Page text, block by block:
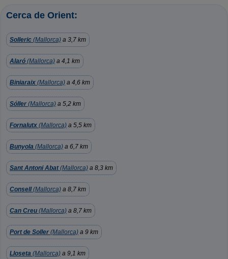
Cerca de Orient:
Solleric (Mallorca) a 3,7 km
Alaró (Mallorca) a 4,1 km
Biniaraix (Mallorca) a 4,6 km
Sóller (Mallorca) a 5,2 km
Fornalutx (Mallorca) a 5,5 km
Bunyola (Mallorca) a 6,7 km
Sant Antoni Abat(Mallorca) a 8,3 km
Consell(Mallorca) a 8,7 km
Can Creu (Mallorca) a 8,7 km
Port de Soller (Mallorca) a 9 km
Lloseta (Mallorca) a 9,1 km